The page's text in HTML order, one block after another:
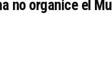
no organice el